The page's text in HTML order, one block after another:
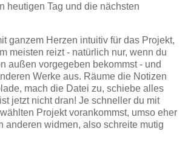
heutigen Tag und die nächsten
ganzem Herzen intuitiv für das Projekt,
meisten reizt - natürlich nur, wenn du
außen vorgegeben bekommst - und
Werke aus. Räume die Notizen
mach die Datei zu, schiebe alles
jetzt nicht dran! Je schneller du mit
Projekt vorankommst, umso eher
anderen widmen, also schreite mutig